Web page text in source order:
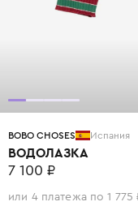
BOBO CHOSES Испания
ВОДОЛАЗКА
7 100 ₽
или 4 платежа по 1 775